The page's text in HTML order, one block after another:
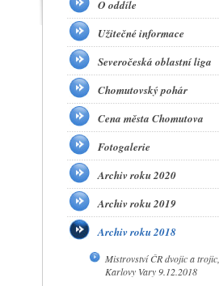
O oddíle
Užitečné informace
Severočeská oblastní liga
Chomutovský pohár
Cena města Chomutova
Fotogalerie
Archiv roku 2020
Archiv roku 2019
Archiv roku 2018
Mistrovství ČR dvojic a trojic,
Karlovy Vary 9.12.2018